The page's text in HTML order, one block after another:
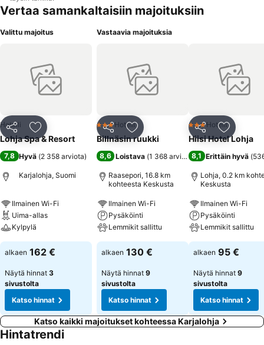
Vertaa samankaltaisiin majoituksiin
Valittu majoitus
Jaa Lisää suosikkeihin
Hotelli
Lohja Spa & Resort
7,8 Hyvä (2 358 arviota)
Karjalohja, Suomi
Ilmainen Wi-Fi
Uima-allas
Kylpylä
alkaen 162 €
Näytä hinnat 3
sivustolta
Katso hinnat
Vastaavia majoituksia
Jaa Lisää suosikkeihin
3 Tähtiluokitus
Hotelli
Billnäsin ruukki
8,6 Loistava (1 368 arviota)
Raasepori, 16.8 km
kohteesta Keskusta
Ilmainen Wi-Fi
Pysäköinti
Lemmikit sallittu
alkaen 130 €
Näytä hinnat 9
sivustolta
Katso hinnat
Jaa Lisää
3 Tähtiluokitus
Hotelli
Hiisi Hotel Lohja
8,1 Erittäin hyvä (
Lohja, 0.2 km
Keskusta
Ilmainen Wi-Fi
Pysäköinti
Lemmikit sallittu
alkaen 95 €
Näytä hinnat 9
sivustolta
Katso hinnat
Katso kaikki majoitukset kohteessa Karjalohja
Hintatrendi